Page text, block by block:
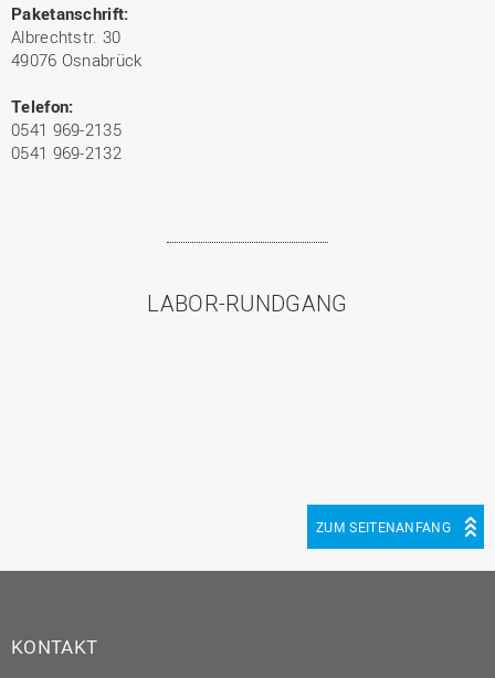
Paketanschrift:
Albrechtstr. 30
49076 Osnabrück
Telefon:
0541 969-2135
0541 969-2132
LABOR-RUNDGANG
ZUM SEITENANFANG
KONTAKT